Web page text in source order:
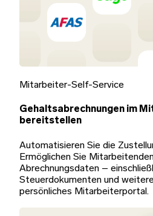
Mitarbeiter-Self-Service
Gehaltsabrechnungen im
bereitstellen
Automatisieren Sie die
Ermöglichen Sie
Abrechnungsdaten –
Steuerdokumenten und
persönliches Mitarbeiterportal.